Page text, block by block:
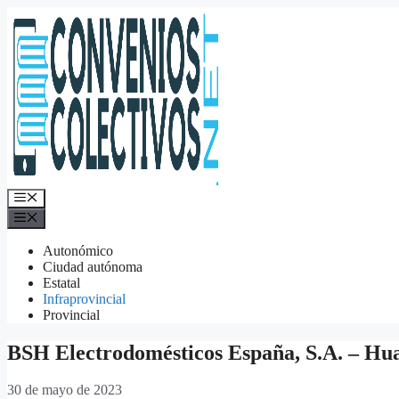
al
contenido
Menú
Autonómico
Ciudad autónoma
Estatal
Infraprovincial
Provincial
BSH Electrodomésticos España, S.A. –
30 de mayo de 2023